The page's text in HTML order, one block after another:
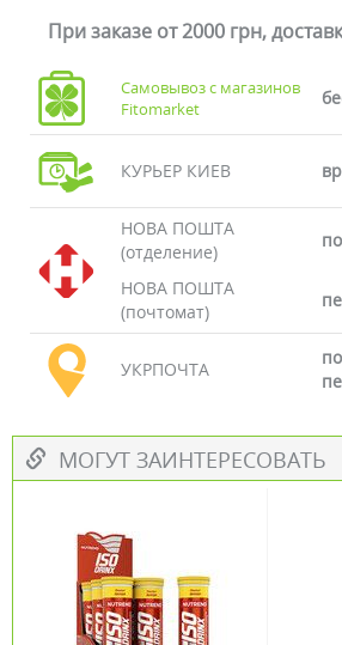
При заказе от 2000 грн,
Самовывоз с магазинов
Fitomarket
КУРЬЕР КИЕВ
НОВА ПОШТА
(отделение)
НОВА ПОШТА
(почтомат)
УКРПОЧТА
МОГУТ ЗАИНТЕРЕСОВАТЬ